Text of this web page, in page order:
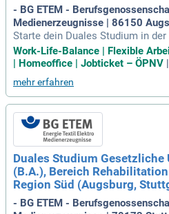
- BG ETEM -
Medienerzeugnisse | 86150
Starte dein Duales Studium in
herung im Bereich Rehabilitation
egion Süd, insbesondere
r einen zukunftssicheren Job,
einer modernen Behörde zu
e-Balance und Mental Health
Entwicklung zu fördern. Zudem
n und Künstliche Intelligenz im
hslung ist garantiert, denn kein
e Teil eines engagierten Teams,
hen in mehr als 200.000 Firmen
Work-Life-Balance | Flexible
| Homeoffice | Jobticket – ÖPNV
mehr erfahren
Duales Studium
(B.A.), Bereich
Region Süd (Augsburg,
- BG ETEM -